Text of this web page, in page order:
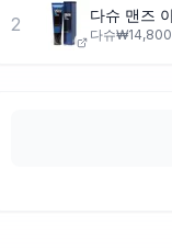
2 다슈 맨즈
다슈₩14,800